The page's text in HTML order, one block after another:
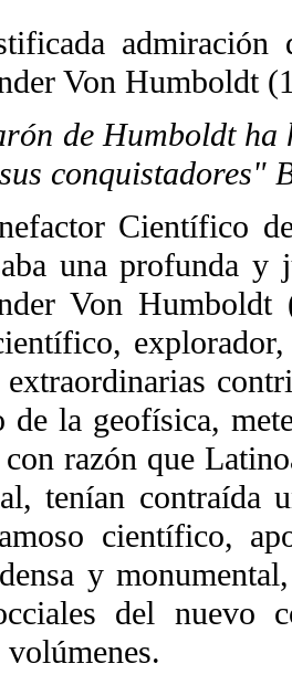
admiración
Von Humboldt
de Humboldt ha
conquistadores"
Científico
una profunda y
Von Humboldt
extraordinarias
de la geofísica,
razón que
tenían contraída
científico,
y
del nuevo
volúmenes.